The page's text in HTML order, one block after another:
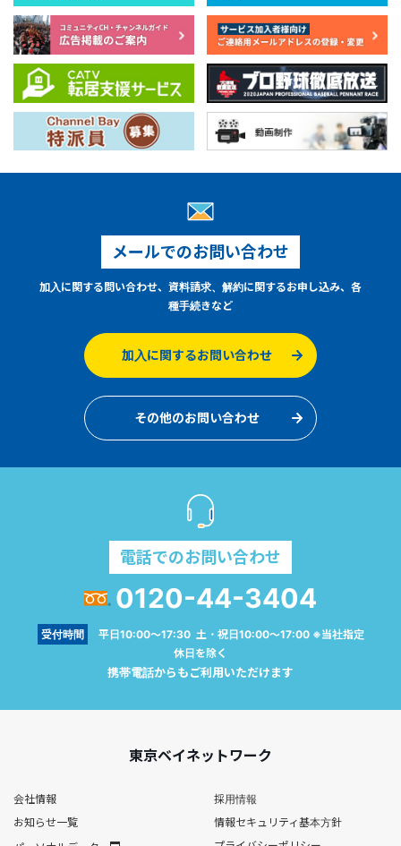
メールでのお問い合わせ
加入に関する問い合わせ、資料請求、解約に関するお申し込み、各
種手続きなど
加入に関するお問い合わせ
その他のお問い合わせ
電話でのお問い合わせ
0120-44-3404
受付時間
平日10:00～17:30 土・祝日10:00～17:00 ※当社指定
休日を除く
携帯電話からもご利用いただけます
東京ベイネットワーク
会社情報
採用情報
お知らせ一覧
情報セキュリティ基本方針